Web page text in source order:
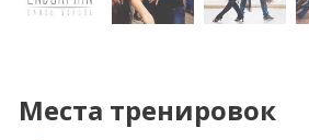
Места тренировок